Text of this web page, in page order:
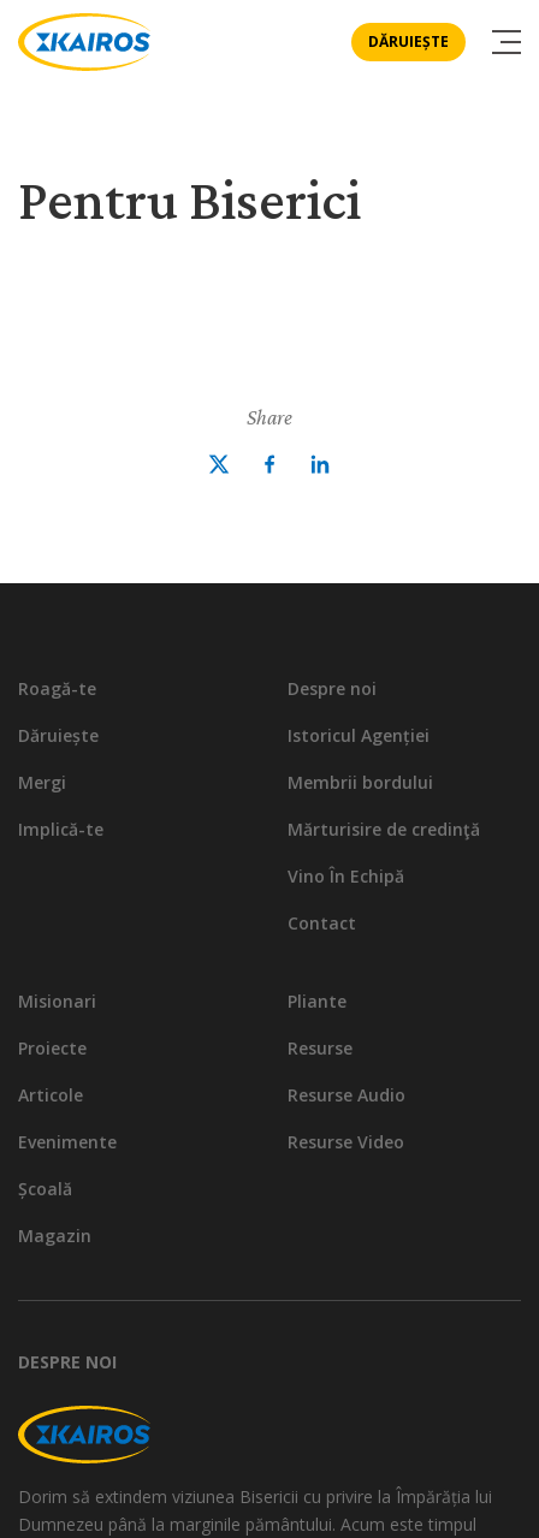
DĂRUIEȘTE
Pentru Biserici
Share
Roagă-te
Dăruiește
Mergi
Implică-te
Despre noi
Istoricul Agenției
Membrii bordului
Mărturisire de credinţă
Vino În Echipă
Contact
Misionari
Proiecte
Articole
Evenimente
Școală
Magazin
Pliante
Resurse
Resurse Audio
Resurse Video
DESPRE NOI
Dorim să extindem viziunea Bisericii cu privire la Împărăția lui
Dumnezeu până la marginile pământului. Acum este timpul